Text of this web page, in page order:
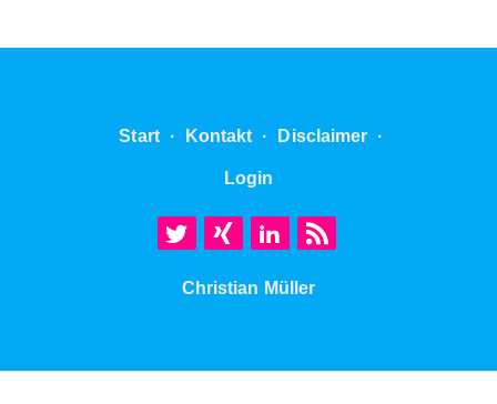
Start · Kontakt · Disclaimer ·
Login
Christian Müller